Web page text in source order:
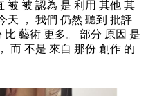
被 被 認為 是 利用 其他 其
天 ， 我們 仍然 聽到 批評
藝術 更多。 部分 原因 是
而 不是 來自 那份 創作 的